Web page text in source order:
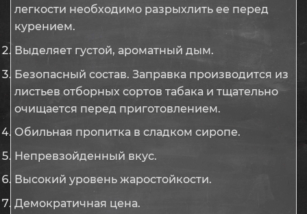
легкости необходимо разрыхлить ее перед
курением.
Выделяет густой, ароматный дым.
Безопасный состав. Заправка производится из
листьев отборных сортов табака и тщательно
очищается перед приготовлением.
Обильная пропитка в сладком сиропе.
Непревзойденный вкус.
Высокий уровень жаростойкости.
Демократичная цена.